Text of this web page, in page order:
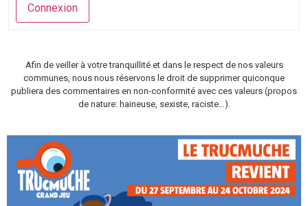
Connexion
Afin de veiller à votre tranquillité et dans le respect de nos valeurs
communes, nous nous réservons le droit de supprimer quiconque
publiera des commentaires en non-conformité avec ces valeurs (propos
de nature: haineuse, sexiste, raciste…).